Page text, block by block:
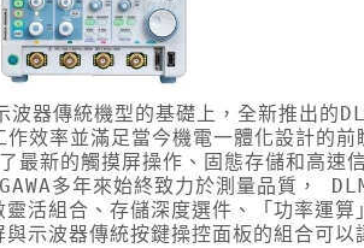
波器傳統機型的基礎上，全新推出
作效率並滿足當今機電一體化設計的前
最新的觸摸屏操作、固態存儲和高速
多年來始終致力於測量品質，
活組合、存儲深度選件、「功率運算
示波器傳統按鍵操控面板的組合可以